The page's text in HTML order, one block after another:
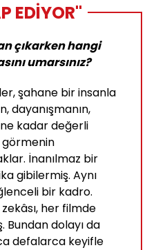
EDİYOR"
çıkarken hangi
umarsınız?
şahane bir insanla
dayanışmanın,
kadar değerli
görmenin
İnanılmaz bir
gibilermiş. Aynı
bir kadro.
her filmde
Bundan dolayı da
defalarca keyifle